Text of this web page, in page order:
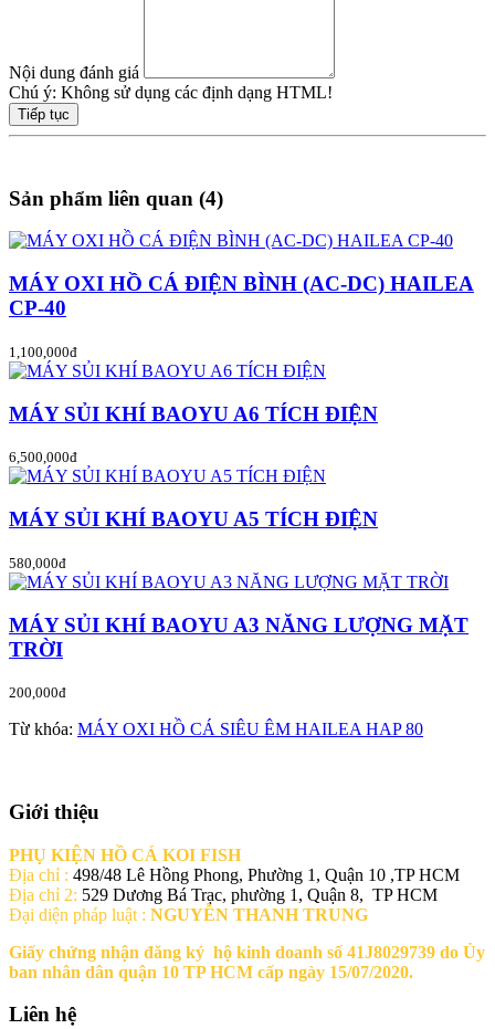
Nội dung đánh giá
Chú ý: Không sử dụng các định dạng HTML!
Tiếp tục
Sản phẩm liên quan (4)
MÁY OXI HỒ CÁ ĐIỆN BÌNH (AC-DC) HAILEA
CP-40
1,100,000đ
MÁY SỦI KHÍ BAOYU A6 TÍCH ĐIỆN
6,500,000đ
MÁY SỦI KHÍ BAOYU A5 TÍCH ĐIỆN
580,000đ
MÁY SỦI KHÍ BAOYU A3 NĂNG LƯỢNG MẶT
TRỜI
200,000đ
Từ khóa: MÁY OXI HỒ CÁ SIÊU ÊM HAILEA HAP 80
Giới thiệu
PHỤ KIỆN HỒ CÁ KOI FISH
Địa chỉ : 498/48 Lê Hồng Phong, Phường 1, Quận 10 ,TP HCM
Địa chỉ 2: 529 Dương Bá Trạc, phường 1, Quận 8, TP HCM
Đại diện pháp luật : NGUYỄN THANH TRUNG
Giấy chứng nhận đăng ký hộ kinh doanh số 41J8029739 do Ủy
ban nhân dân quận 10 TP HCM cấp ngày 15/07/2020.
Liên hệ